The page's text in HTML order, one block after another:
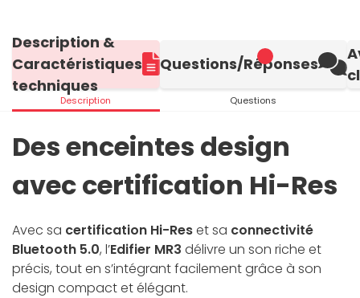
Description &
Caractéristiques
techniques
Description
Questions/Réponses
Questions
Des enceintes design
avec certification Hi-Res
Avec sa certification Hi-Reset sa connectivité
Bluetooth 5.0, l’Edifier MR3 délivre un son riche et
précis, tout en s’intégrant facilement grâce à son
design compact et élégant.